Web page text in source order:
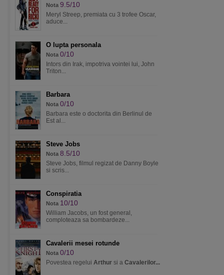
Nota 9.5/10
Meryl Streep, premiata cu 3 trofee Oscar,
aduce...
O lupta personala
Nota 0/10
Intors din Irak, impotriva vointei lui, John
Triton...
Barbara
Nota 0/10
Barbara este o doctorita din Berlinul de
Est al...
Steve Jobs
Nota 8.5/10
Steve Jobs, filmul regizat de Danny Boyle
si scris...
Conspiratia
Nota 10/10
William Jacobs, un fost general,
comploteaza sa bombardeze...
Cavalerii mesei rotunde
Nota 0/10
Povestea regelui Arthur si a Cavalerilor...